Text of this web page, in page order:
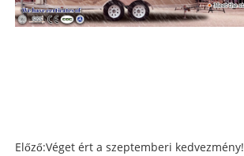
Előző:Véget ért a szeptemberi kedvezmény!